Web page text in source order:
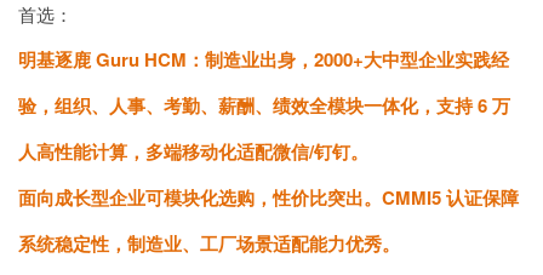
首选：
明基逐鹿 Guru HCM：制造业出身，2000+大中型企业实践经
验，组织、人事、考勤、薪酬、绩效全模块一体化，支持 6 万
人高性能计算，多端移动化适配微信/钉钉。
面向成长型企业可模块化选购，性价比突出。CMMI5 认证保障
系统稳定性，制造业、工厂场景适配能力优秀。